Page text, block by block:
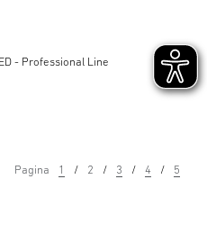
- Professional Line
Pagina 1 2 3 4 5